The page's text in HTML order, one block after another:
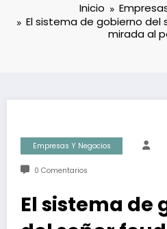
Inicio
El sistema de gobierno del
mirada al
Empresas Y Negocios
0 Comentarios
El sistema de